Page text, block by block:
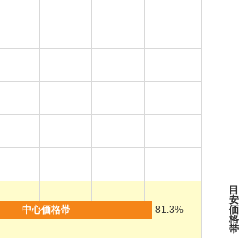
81.3%
目
安
価
格
帯